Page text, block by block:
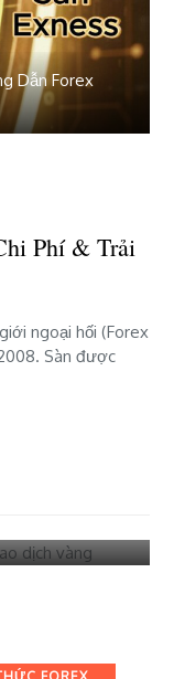
Dẫn Forex
Phí & Trải
ngoại hối (Forex
Sàn được